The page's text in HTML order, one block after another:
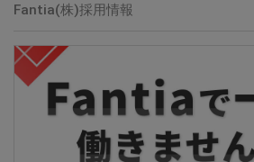
Fantia(株)採用情報